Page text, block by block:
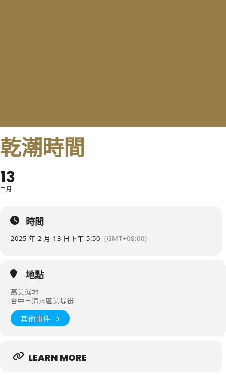
乾潮時間
13
二月
時間
2025 年 2 月 13 日下午 5:50 (GMT+08:00)
地點
高美濕地
台中市清水區美堤街
其他事件
LEARN MORE